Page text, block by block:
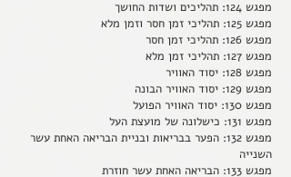
מפגש 124: תהליכים ושדות החושך
מפגש 125: תהליכי זמן חסר וזמן מלא
מפגש 126: תהליכי זמן חסר
מפגש 127: תהליכי זמן מלא
מפגש 128: יסוד האוויר
מפגש 129: יסוד האוויר הבונה
מפגש 130: יסוד האוויר הפועל
מפגש 131: כישלונה של מועצת העל
מפגש 132: הפער בבריאות ובניית הבריאה האחת עשר
השנייה
מפגש 133: הבריאה האחת עשר חוזרת